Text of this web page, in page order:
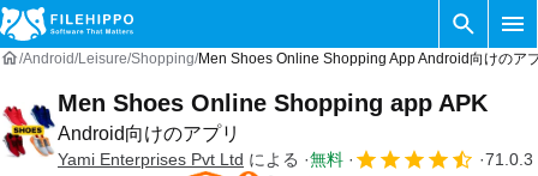
Android Leisure Shopping Men Shoes Online Shopping App Android向けのア
Men Shoes Online Shopping app APK
Android向けのアプリ
Yami Enterprises Pvt Ltd による 無料 71.0.3